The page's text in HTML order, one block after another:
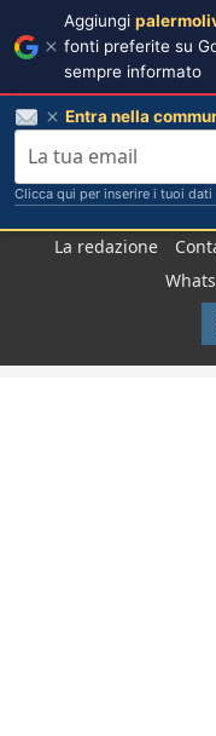
La redazione
Aggiungi
fonti preferite su
sempre informato
Entra nella
Clicca qui per inserire i tuoi dati